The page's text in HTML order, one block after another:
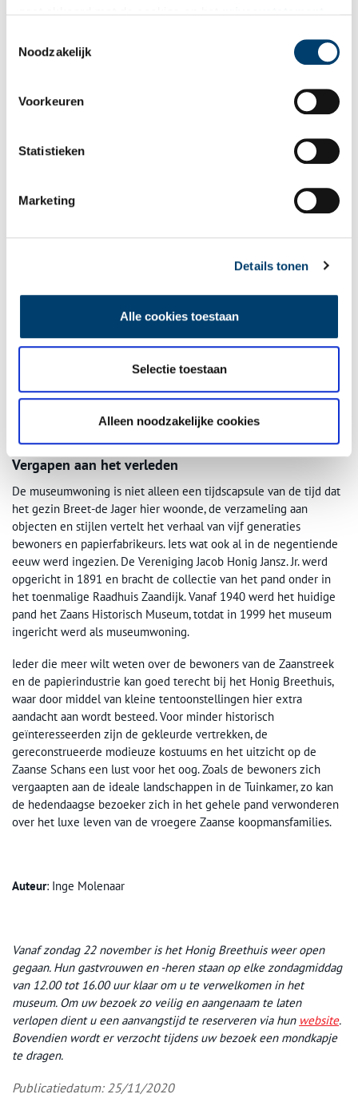
Noodzakelijk
Voorkeuren
Statistieken
Marketing
Details tonen
Alle cookies toestaan
Selectie toestaan
Alleen noodzakelijke cookies
De Tuinkamer met behangselschilderingen van Willem Uppink. Foto: Honig
Vergapen aan het verleden
De museumwoning is niet alleen een tijdscapsule van de tijd dat
het gezin Breet-de Jager hier woonde, de verzameling aan
objecten en stijlen vertelt het verhaal van vijf generaties
bewoners en papierfabrikeurs. Iets wat ook al in de negentiende
eeuw werd ingezien. De Vereniging Jacob Honig Jansz. Jr. werd
opgericht in 1891 en bracht de collectie van het pand onder in
het toenmalige Raadhuis Zaandijk. Vanaf 1940 werd het huidige
pand het Zaans Historisch Museum, totdat in 1999 het museum
ingericht werd als museumwoning.
Ieder die meer wilt weten over de bewoners van de Zaanstreek
en de papierindustrie kan goed terecht bij het Honig Breethuis,
waar door middel van kleine tentoonstellingen hier extra
aandacht aan wordt besteed. Voor minder historisch
geïnteresseerden zijn de gekleurde vertrekken, de
gereconstrueerde modieuze kostuums en het uitzicht op de
Zaanse Schans een lust voor het oog. Zoals de bewoners zich
vergaapten aan de ideale landschappen in de Tuinkamer, zo kan
de hedendaagse bezoeker zich in het gehele pand verwonderen
over het luxe leven van de vroegere Zaanse koopmansfamilies.
Auteur: Inge Molenaar
Vanaf zondag 22 november is het Honig Breethuis weer open
gegaan. Hun gastvrouwen en -heren staan op elke zondagmiddag
van 12.00 tot 16.00 uur klaar om u te verwelkomen in het
museum. Om uw bezoek zo veilig en aangenaam te laten
verlopen dient u een aanvangstijd te reserveren via hun website.
Bovendien wordt er verzocht tijdens uw bezoek een mondkapje
te dragen.
Publicatiedatum: 25/11/2020